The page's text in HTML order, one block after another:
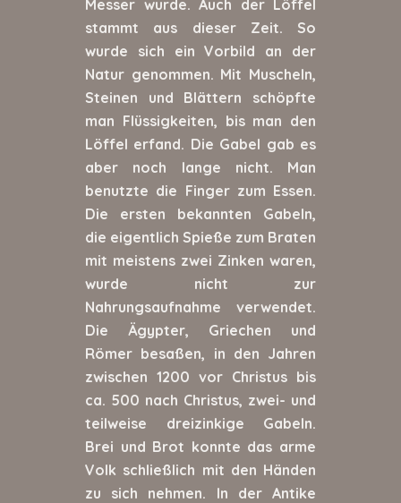
Messer wurde. Auch der Löffel
stammt aus dieser Zeit. So
wurde sich ein Vorbild an der
Natur genommen. Mit Muscheln,
Steinen und Blättern schöpfte
man Flüssigkeiten, bis man den
Löffel erfand. Die Gabel gab es
aber noch lange nicht. Man
benutzte die Finger zum Essen.
Die ersten bekannten Gabeln,
die eigentlich Spieße zum Braten
mit meistens zwei Zinken waren,
wurde nicht zur
Nahrungsaufnahme verwendet.
Die Ägypter, Griechen und
Römer besaßen, in den Jahren
zwischen 1200 vor Christus bis
ca. 500 nach Christus, zwei- und
teilweise dreizinkige Gabeln.
Brei und Brot konnte das arme
Volk schließlich mit den Händen
zu sich nehmen. In der Antike